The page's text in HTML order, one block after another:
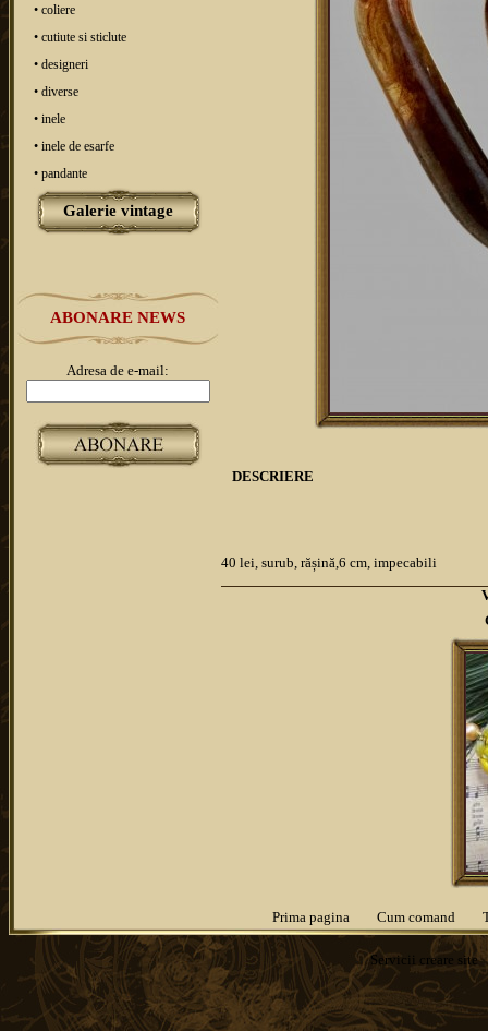
• coliere
• cutiute si sticlute
• designeri
• diverse
• inele
• inele de esarfe
• pandante
Galerie vintage
ABONARE NEWS
Adresa de e-mail:
DESCRIERE
40 lei, surub, rășină,6 cm, impecabili
Prima pagina Cum comand
Servicii creare site